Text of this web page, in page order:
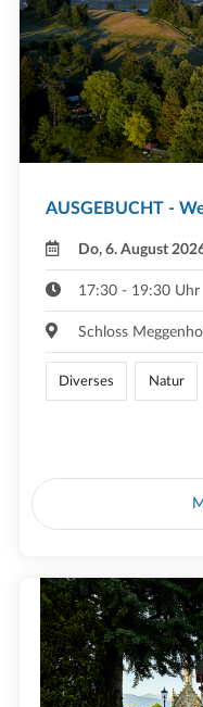
AUSGEBUCHT -
Do, 6. August
17:30 - 19:30 Uhr
Schloss
Diverses Natur